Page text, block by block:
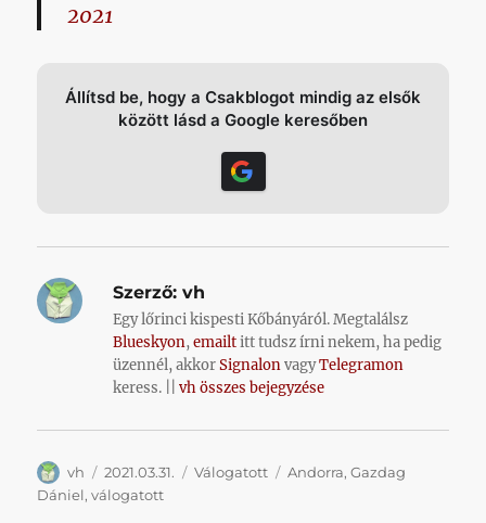
2021
Állítsd be, hogy a Csakblogot mindig az elsők
között lásd a Google keresőben
Szerző: vh
Egy lőrinci kispesti Kőbányáról. Megtalálsz
Blueskyon,emailtitt tudsz írni nekem, ha pedig
üzennél, akkorSignalonvagyTelegramon
keress. ||vh összes bejegyzése
Szerző
vh Közzétéve
2021.03.31. Kategória
Válogatott Címke
Andorra,Gazdag
Dániel,válogatott